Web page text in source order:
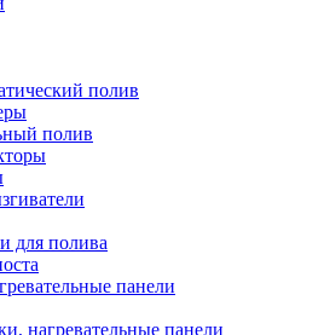
полив
полив
для полива
панели
нагревательные панели